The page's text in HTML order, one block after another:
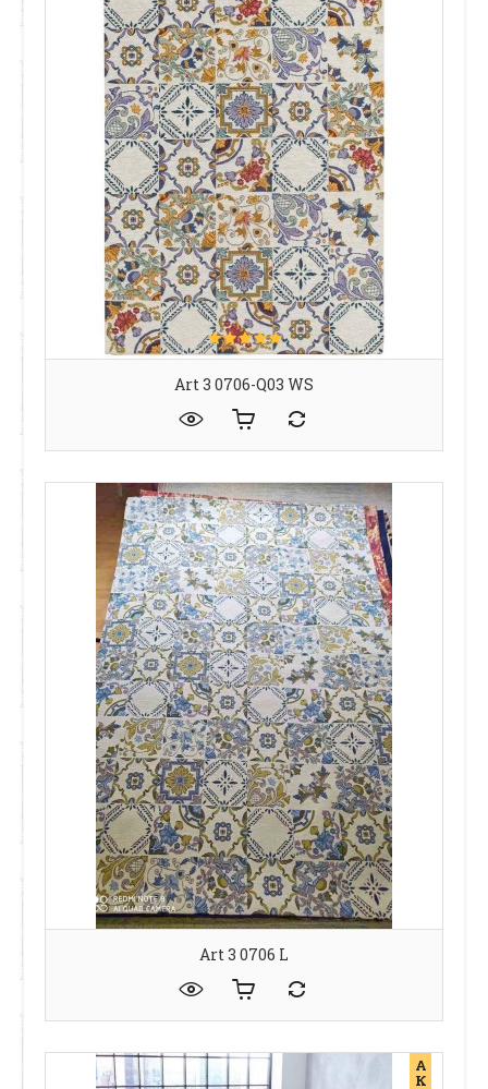
Art 3 0706-Q03 WS
Art 3 0706 L
А
К